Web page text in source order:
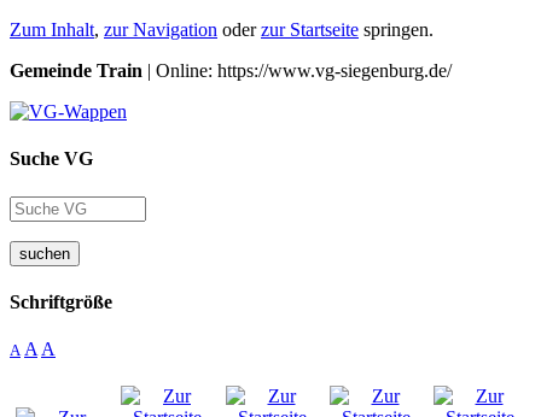
Zum Inhalt, zur Navigation oderzur Startseite springen.
Gemeinde Train | Online: https://www.vg-siegenburg.de/
Suche VG
suchen
Schriftgröße
A A A